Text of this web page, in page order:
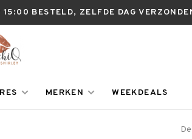
BESTELD, ZELFDE DAG
MERKEN WEEKDEALS